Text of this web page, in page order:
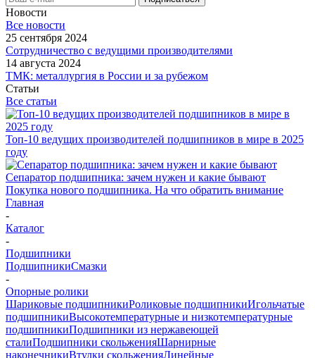
Новости
Все новости
25 сентября 2024
Сотрудничество с ведущими производителями
14 августа 2024
ТМК: металлургия в России и за рубежом
Статьи
Все статьи
Топ-10 ведущих производителей подшипников в мире в 2025
году
Сепаратор подшипника: зачем нужен и какие бывают
Покупка нового подшипника. На что обратить внимание
Главная
-
Каталог
-
Подшипники
ПодшипникиСмазки
-
Опорные ролики
Шариковые подшипникиРоликовые подшипникиИгольчатые
подшипникиВысокотемпературные и низкотемпературные
подшипникиПодшипники из нержавеющей
сталиПодшипники скольженияШарнирные
наконечникиВтулки скольженияЛинейные